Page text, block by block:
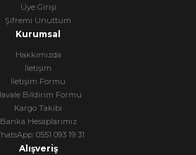
Üye Girişi
Şifremi Unuttum
Kurumsal
Hakkımızda
İletişim
İletişim Formu
Bildirim Formu
Kargo Takibi
Banka Hesaplarımız
0551 093 19 31
Alışveriş